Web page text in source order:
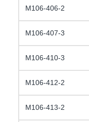
M106-406-2
M106-407-3
M106-410-3
M106-412-2
M106-413-2